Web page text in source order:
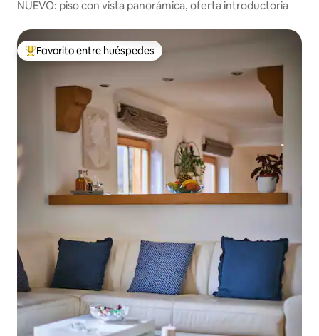
NUEVO: piso con vista panorámica, oferta introductoria
Favorito entre huéspedes preferido
Favorito entre huéspedes